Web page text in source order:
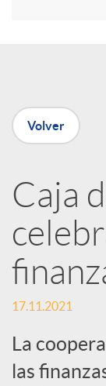
n
e
d
e
s
Volver
Caja
17.11.2021
La
las